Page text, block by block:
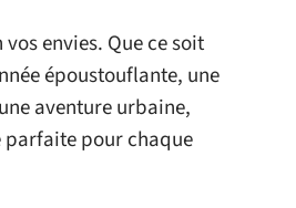
vos envies. Que ce soit
époustouflante, une
aventure urbaine,
parfaite pour chaque